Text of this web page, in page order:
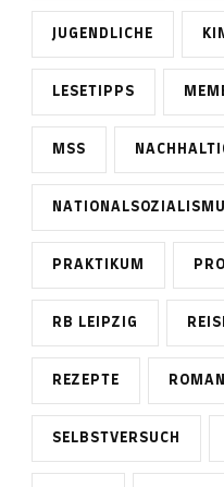
JUGENDLICHE
LESETIPPS
MSS
PRAKTIKUM
RB LEIPZIG
REZEPTE ROMAN
SELBSTVERSUCH